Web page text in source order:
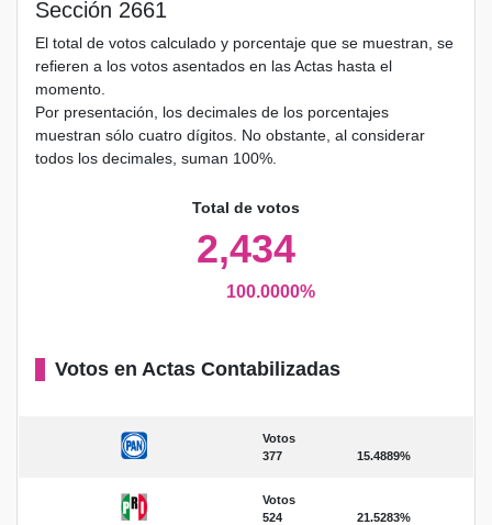
Sección 2661
El total de votos calculado y porcentaje que se muestran, se
refieren a los votos asentados en las Actas hasta el
momento.
Por presentación, los decimales de los porcentajes
muestran sólo cuatro dígitos. No obstante, al considerar
todos los decimales, suman 100%.
Total de votos
2,434
100.0000%
Votos en Actas Contabilizadas
Votos
377
15.4889%
Votos
524
21.5283%